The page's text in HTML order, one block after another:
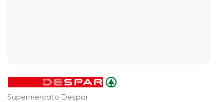
Supermercato Despar